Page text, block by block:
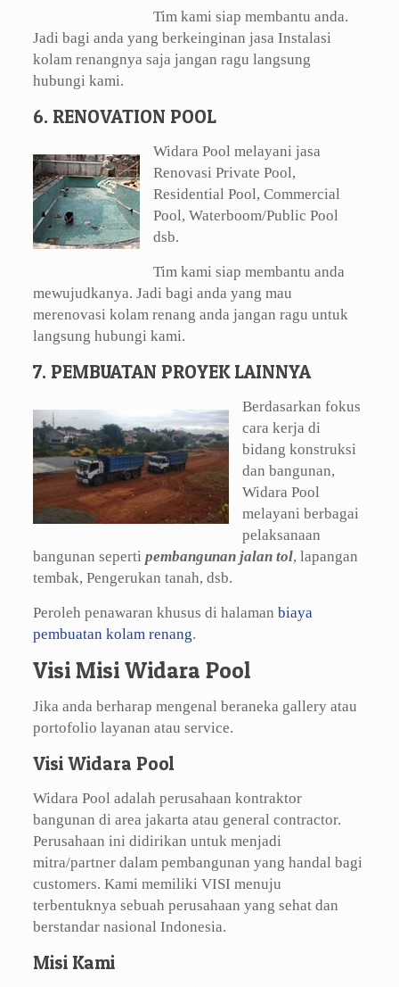
Tim kami siap membantu anda.
Jadi bagi anda yang berkeinginan jasa Instalasi
kolam renangnya saja jangan ragu langsung
hubungi kami.
6. RENOVATION POOL
Widara Pool melayani jasa
Renovasi Private Pool,
Residential Pool, Commercial
Pool, Waterboom/Public Pool
dsb.
Tim kami siap membantu anda
mewujudkanya. Jadi bagi anda yang mau
merenovasi kolam renang anda jangan ragu untuk
langsung hubungi kami.
7. PEMBUATAN PROYEK LAINNYA
Berdasarkan fokus
cara kerja di
bidang konstruksi
dan bangunan,
Widara Pool
melayani berbagai
pelaksanaan
bangunan seperti pembangunan jalan tol, lapangan
tembak, Pengerukan tanah, dsb.
Peroleh penawaran khusus di halaman biaya
pembuatan kolam renang.
Visi Misi Widara Pool
Jika anda berharap mengenal beraneka gallery atau
portofolio layanan atau service.
Visi Widara Pool
Widara Pool adalah perusahaan kontraktor
bangunan di area jakarta atau general contractor.
Perusahaan ini didirikan untuk menjadi
mitra/partner dalam pembangunan yang handal bagi
customers. Kami memiliki VISI menuju
terbentuknya sebuah perusahaan yang sehat dan
berstandar nasional Indonesia.
Misi Kami